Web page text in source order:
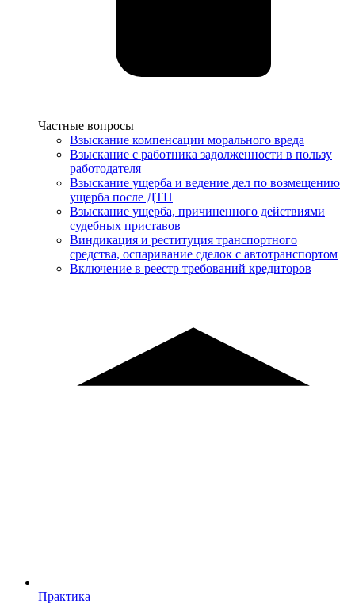
Услуги
Частные вопросы
Взыскание компенсации морального вреда
Взыскание с работника задолженности в пользу
работодателя
Взыскание ущерба и ведение дел по возмещению
ущерба после ДТП
Взыскание ущерба, причиненного действиями
судебных приставов
Виндикация и реституция транспортного
средства, оспаривание сделок с автотранспортом
Включение в реестр требований кредиторов
Практика
Практика